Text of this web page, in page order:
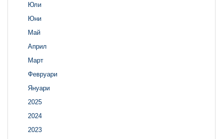
Юли
Юни
Май
Април
Март
Февруари
Януари
2025
2024
2023